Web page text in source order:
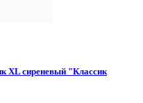
XL сиреневый "Классик